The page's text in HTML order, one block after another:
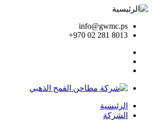
info@gwmc.ps
+970 02 281 8013
الرئيسية
الشركة